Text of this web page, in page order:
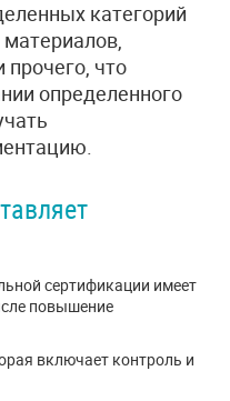
категорий
прочего, что
определенного
сертификации имеет
повышение
включает контроль и